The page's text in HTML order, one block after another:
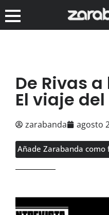
De Rivas
El viaje
zarabanda agosto
Añade Zarabanda